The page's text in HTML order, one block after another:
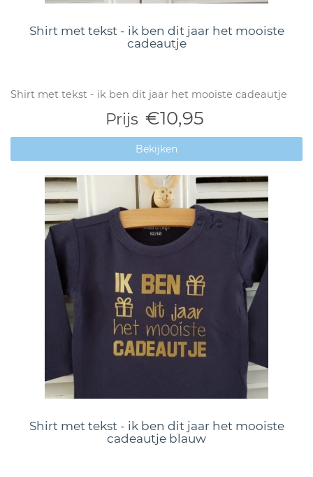
Shirt met tekst - ik ben dit jaar het mooiste
cadeautje
Shirt met tekst - ik ben dit jaar het mooiste cadeautje
Prijs €10,95
Bekijken
Shirt met tekst - ik ben dit jaar het mooiste
cadeautje blauw